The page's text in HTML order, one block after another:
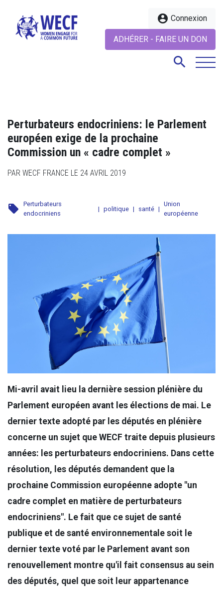
account_circle Connexion
ADHÉRER - FAIRE UN DON
search
search
Perturbateurs endocriniens: le Parlement
européen exige de la prochaine
Commission un « cadre complet »
PAR WECF FRANCE LE 24 AVRIL 2019
local_offer
Perturbateurs
endocriniens
| politique | santé |
Union
européenne
Mi-avril avait lieu la dernière session plénière du
Parlement européen avant les élections de mai. Le
dernier texte adopté par les députés en plénière
concerne un sujet que WECF traite depuis plusieurs
années: les perturbateurs endocriniens. Dans cette
résolution, les députés demandent que la
prochaine Commission européenne adopte "un
cadre complet en matière de perturbateurs
endocriniens". Le fait que ce sujet de santé
publique et de santé environnementale soit le
dernier texte voté par le Parlement avant son
renouvellement montre qu'il fait consensus au sein
des députés, quel que soit leur appartenance